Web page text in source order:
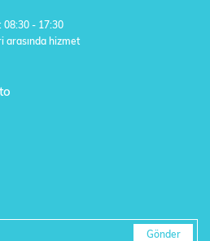
08:30 - 17:30
arasında hizmet
Gönder